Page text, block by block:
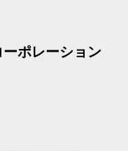
ポレーション